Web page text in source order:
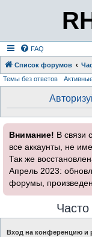
FAQ
Список форумов
Темы без ответов
Внимание! В связи
все аккаунты, не
Так же
Апрель 2023:
форумы,
Вход на конференцию и